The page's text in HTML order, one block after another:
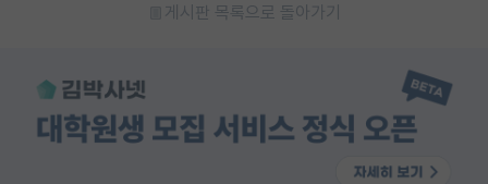
게시판 목록으로 돌아가기